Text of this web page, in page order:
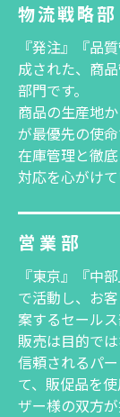
物流戦略部
『発注』『品
成された、商
部門です。
商品の生産地
が最優先の使
在庫管理と徹
対応を心がけて
営業部
『東京』『中
で活動し、お
案するセールス
販売は目的で
信頼されるパ
て、販促品を
ザー様の双方